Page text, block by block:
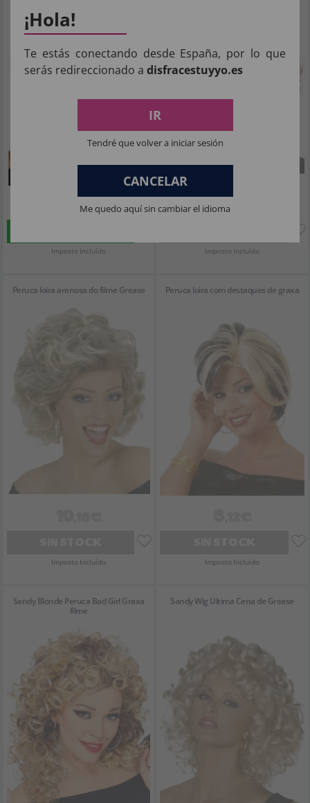
,07€
Imposto Incluído
9,15€
Imposto Incluído
Peruca loira arenosa do filme Grease
Imposto Incluído
Peruca loira com destaques de graxa
Imposto Incluído
Sandy Blonde Peruca Bad Girl Graxa
filme
Sandy Wig Última Cena de Grease
¡Hola!
Te estás conectando desde España, por lo que
serás redireccionado a disfracestuyyo.es
IR
Tendré que volver a iniciar sesión
CANCELAR
Me quedo aquí sin cambiar el idioma